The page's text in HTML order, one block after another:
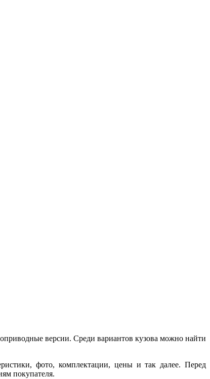
версии. Среди вариантов кузова можно найти
фото, комплектации, цены и так далее. Перед
покупателя.